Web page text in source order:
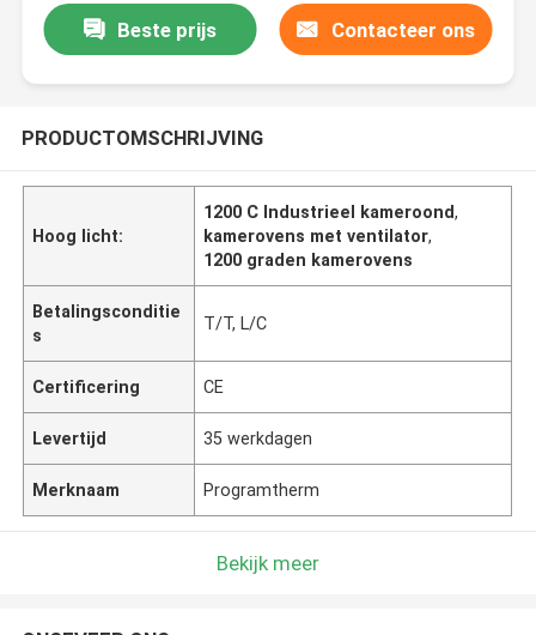
Beste prijs Contacteer ons
PRODUCTOMSCHRIJVING
Hoog licht:
1200 C Industrieel kameroond,
kamerovens met ventilator,
1200 graden kamerovens
Betalingsconditie
s
T/T, L/C
Certificering CE
Levertijd 35 werkdagen
Merknaam Programtherm
Bekijk meer